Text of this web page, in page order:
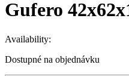
Gufero
Availability:
Dostupné na objednávku